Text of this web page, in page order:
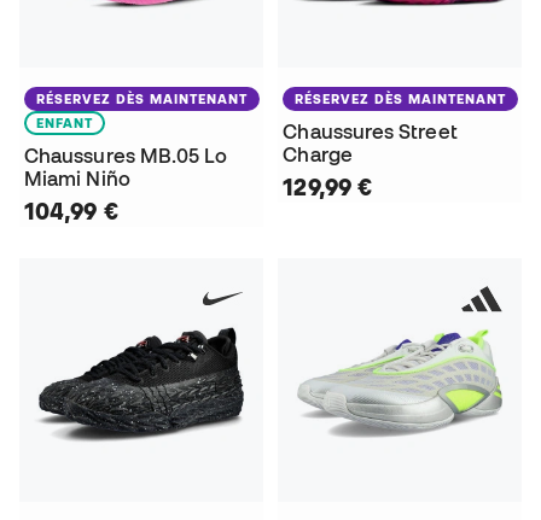
RÉSERVEZ DÈS MAINTENANT
ENFANT
Chaussures MB.05 Lo
Miami Niño
104,99 €
RÉSERVEZ DÈS MAINTENANT
Chaussures Street
Charge
129,99 €